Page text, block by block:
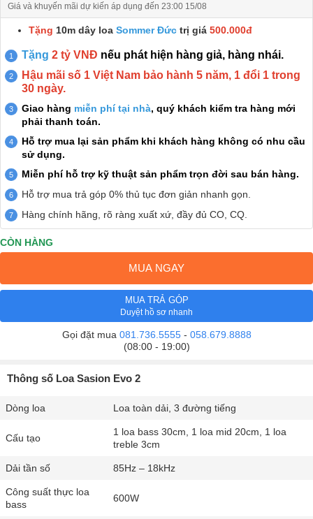
Giá và khuyến mãi dự kiến áp dụng đến 23:00 15/08
Tặng 10m dây loa Sommer Đức trị giá 500.000đ
Tặng 2 tỷ VNĐ nếu phát hiện hàng giả, hàng nhái.
Hậu mãi số 1 Việt Nam bảo hành 5 năm, 1 đổi 1 trong
30 ngày.
Giao hàng miễn phí tại nhà, quý khách kiểm tra hàng mới
phải thanh toán.
Hỗ trợ mua lại sản phẩm khi khách hàng không có nhu cầu
sử dụng.
Miễn phí hỗ trợ kỹ thuật sản phẩm trọn đời sau bán hàng.
Hỗ trợ mua trả góp 0% thủ tục đơn giản nhanh gọn.
Hàng chính hãng, rõ ràng xuất xứ, đầy đủ CO, CQ.
CÒN HÀNG
MUA NGAY
MUA TRẢ GÓP
Duyệt hồ sơ nhanh
Gọi đặt mua 081.736.5555- 058.679.8888
(08:00 - 19:00)
Thông số Loa Sasion Evo 2
Dòng loa Loa toàn dải, 3 đường tiếng
Cấu tạo
1 loa bass 30cm, 1 loa mid 20cm, 1 loa
treble 3cm
Dải tần số 85Hz – 18kHz
Công suất thực loa
bass
600W